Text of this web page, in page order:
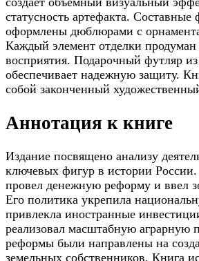
статусность артефакта. Составные
оформлены дюблюрами с
Каждый элемент отделки продуман
восприятия. Подарочный футляр
обеспечивает надежную защиту.
собой законченный
Аннотация к книге
Издание посвящено анализу
ключевых фигур в истории
провел денежную реформу и ввел
Его политика укрепила
привлекла иностранные
реализовал масштабную аграрную
реформы были направлены на
земельных собственников. Книга